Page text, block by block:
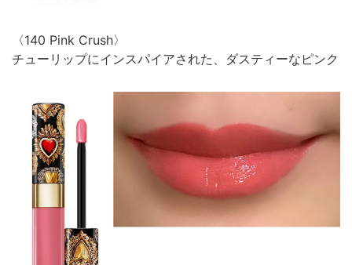
〈140 Pink Crush〉
チューリップにインスパイアされた、ダスティーなピンク